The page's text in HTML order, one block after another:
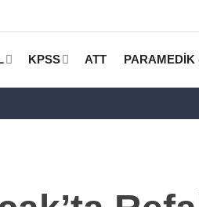
KPSS ATT PARAMEDİK